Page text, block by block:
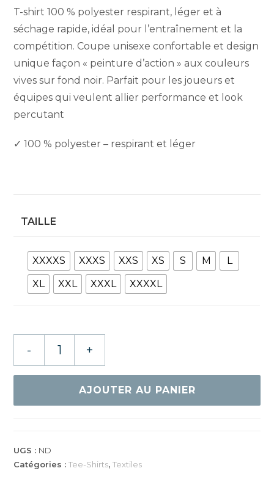
T-shirt 100 % polyester respirant, léger et à
séchage rapide, idéal pour l’entraînement et la
compétition. Coupe unisexe confortable et design
unique façon « peinture d’action » aux couleurs
vives sur fond noir. Parfait pour les joueurs et
équipes qui veulent allier performance et look
percutant
✓ 100 % polyester – respirant et léger
TAILLE
XXXXS XXXS XXS XS S M
L
XL
XXL XXXL XXXXL
NOIR/VERT
- +
AJOUTER AU PANIER
UGS : ND
Catégories :Tee-Shirts,Textiles